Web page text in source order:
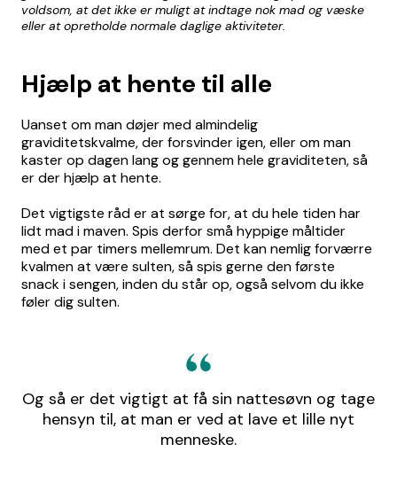
voldsom, at det ikke er muligt at indtage nok mad og væske
eller at opretholde normale daglige aktiviteter.
Hjælp at hente til alle
Uanset om man døjer med almindelig
graviditetskvalme, der forsvinder igen, eller om man
kaster op dagen lang og gennem hele graviditeten, så
er der hjælp at hente.
Det vigtigste råd er at sørge for, at du hele tiden har
lidt mad i maven. Spis derfor små hyppige måltider
med et par timers mellemrum. Det kan nemlig forværre
kvalmen at være sulten, så spis gerne den første
snack i sengen, inden du står op, også selvom du ikke
føler dig sulten.
Og så er det vigtigt at få sin nattesøvn og tage
hensyn til, at man er ved at lave et lille nyt
menneske.